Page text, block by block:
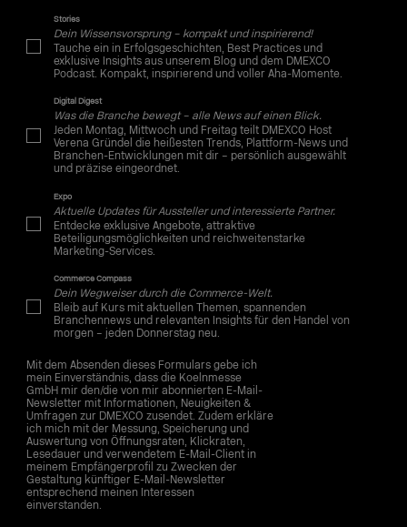
Stories
Dein Wissensvorsprung – kompakt und inspirierend!
Tauche ein in Erfolgsgeschichten, Best Practices und
exklusive Insights aus unserem Blog und dem DMEXCO
Podcast. Kompakt, inspirierend und voller Aha-Momente.
Digital Digest
Was die Branche bewegt – alle News auf einen Blick.
Jeden Montag, Mittwoch und Freitag teilt DMEXCO Host
Verena Gründel die heißesten Trends, Plattform-News und
Branchen-Entwicklungen mit dir – persönlich ausgewählt
und präzise eingeordnet.
Expo
Aktuelle Updates für Aussteller und interessierte Partner.
Entdecke exklusive Angebote, attraktive
Beteiligungsmöglichkeiten und reichweitenstarke
Marketing-Services.
Commerce Compass
Dein Wegweiser durch die Commerce-Welt.
Bleib auf Kurs mit aktuellen Themen, spannenden
Branchennews und relevanten Insights für den Handel von
morgen – jeden Donnerstag neu.
Mit dem Absenden dieses Formulars gebe ich
mein Einverständnis, dass die Koelnmesse
GmbH mir den/die von mir abonnierten E-Mail-
Newsletter mit Informationen, Neuigkeiten &
Umfragen zur DMEXCO zusendet. Zudem erkläre
ich mich mit der Messung, Speicherung und
Auswertung von Öffnungsraten, Klickraten,
Lesedauer und verwendetem E-Mail-Client in
meinem Empfängerprofil zu Zwecken der
Gestaltung künftiger E-Mail-Newsletter
entsprechend meinen Interessen
einverstanden.